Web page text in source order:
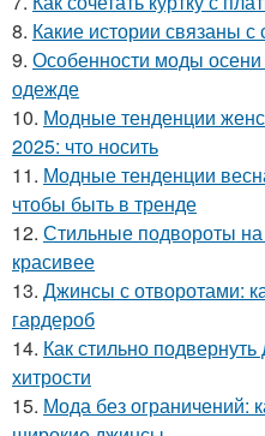
8. Какие истории связаны
9. Особенности моды
одежде
10. Модные тенденции
2025: что носить
11. Модные тенденции
чтобы быть в тренде
12. Стильные подвороты на
красивее
13. Джинсы с отворотами:
гардероб
14. Как стильно
хитрости
15. Мода без ограничений: